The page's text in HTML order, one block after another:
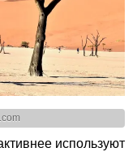
используют